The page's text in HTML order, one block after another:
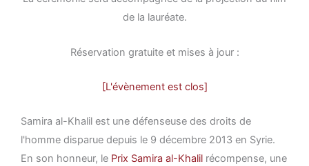
de la lauréate.
Réservation gratuite et mises à jour :
[L'évènement est clos]
Samira al-Khalil est une défenseuse des droits de
l'homme disparue depuis le 9 décembre 2013 en Syrie.
En son honneur, le Prix Samira al-Khalil récompense, une